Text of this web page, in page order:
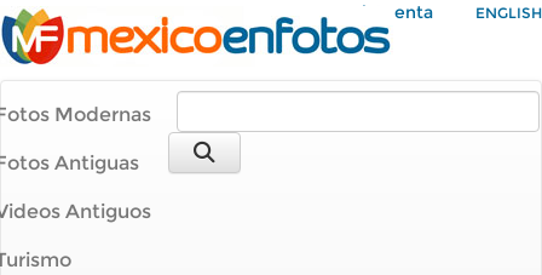
Mi Cuenta ENGLISH
Modernas
Antiguas
Antiguos